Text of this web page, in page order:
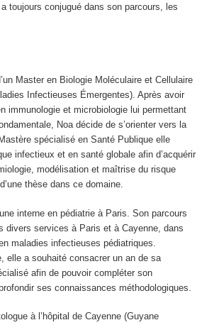
toujours conjugué dans son parcours, les
Master en Biologie Moléculaire et Cellulaire
Infectieuses Émergentes). Après avoir
immunologie et microbiologie lui permettant
Noa décide de s’orienter vers la
spécialisé en Santé Publique elle
infectieux et en santé globale afin d’acquérir
modélisation et maîtrise du risque
thèse dans ce domaine.
interne en pédiatrie à Paris. Son parcours
divers services à Paris et à Cayenne, dans
maladies infectieuses pédiatriques.
elle a souhaité consacrer un an de sa
afin de pouvoir compléter son
ses connaissances méthodologiques.
à l’hôpital de Cayenne (Guyane